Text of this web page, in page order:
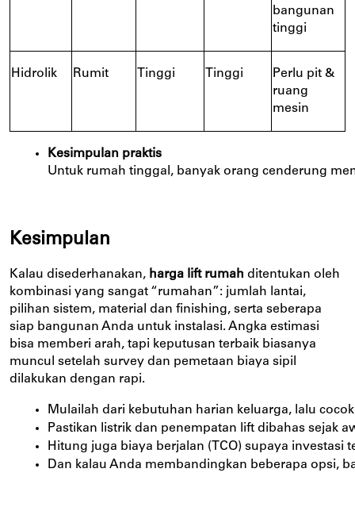
bangunan
tinggi
Hidrolik Rumit Tinggi Tinggi
Perlu pit &
ruang
mesin
Kesimpulan praktis
Untuk rumah tinggal, banyak orang cenderung
Kesimpulan
Kalau disederhanakan, harga lift rumah ditentukan oleh
kombinasi yang sangat “rumahan”: jumlah lantai,
pilihan sistem, material dan finishing, serta seberapa
siap bangunan Anda untuk instalasi. Angka estimasi
bisa memberi arah, tapi keputusan terbaik biasanya
muncul setelah survey dan pemetaan biaya sipil
dilakukan dengan rapi.
Mulailah dari kebutuhan harian keluarga, lalu
Pastikan listrik dan penempatan lift dibahas sejak
Hitung juga biaya berjalan (TCO) supaya investasi
Dan kalau Anda membandingkan beberapa opsi,